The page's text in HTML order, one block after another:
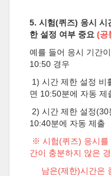
5. 시험(퀴즈) 응시 시
한 설정 여부 중요 (공
예를 들어 응시 기간
10:50 경우
1) 시간 제한 설정 비
면 10:50분에 자동 제
2) 시간 제한 설정
10:40분에 자동 제출
※ 시험(퀴즈) 응시를
간이 충분하지 않은
남은(제한)시간은